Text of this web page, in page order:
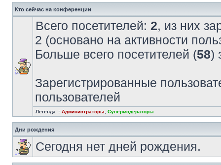
Кто сейчас на конференции
Всего посетителей: 2, из них
2 (основано на активности
Больше всего посетителей (58)
Зарегистрированные
пользователей
Легенда :: Администраторы Супермодераторы
Дни рождения
Сегодня нет дней рождения.